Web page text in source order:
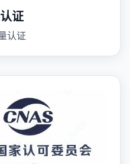
证
认证